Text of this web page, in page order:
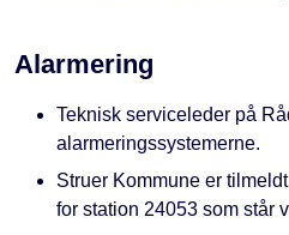
Alarmering
Teknisk serviceleder på
alarmeringssystemerne.
Struer Kommune er
for station 24053 som står